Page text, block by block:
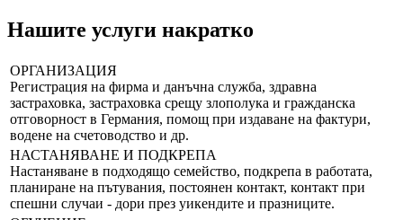
Нашите услуги накратко
ОРГАНИЗАЦИЯ
Регистрация на фирма и данъчна служба, здравна
застраховка, застраховка срещу злополука и гражданска
отговорност в Германия, помощ при издаване на фактури,
водене на счетоводство и др.
НАСТАНЯВАНЕ И ПОДКРЕПА
Настаняване в подходящо семейство, подкрепа в работата,
планиране на пътувания, постоянен контакт, контакт при
спешни случаи - дори през уикендите и празниците.